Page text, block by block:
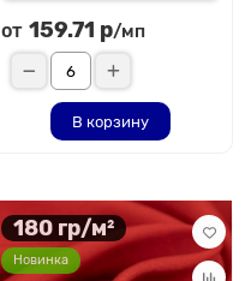
от 159.71 р/мп
В корзину
180 гр/м²
Новинка